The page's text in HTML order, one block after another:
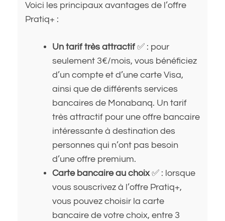
Voici les principaux avantages de l’offre
Pratiq+ :
Un tarif très attractif ✅ : pour
seulement 3€/mois, vous bénéficiez
d’un compte et d’une carte Visa,
ainsi que de différents services
bancaires de Monabanq. Un tarif
très attractif pour une offre bancaire
intéressante à destination des
personnes qui n’ont pas besoin
d’une offre premium.
Carte bancaire au choix✅ : lorsque
vous souscrivez à l’offre Pratiq+,
vous pouvez choisir la carte
bancaire de votre choix, entre 3